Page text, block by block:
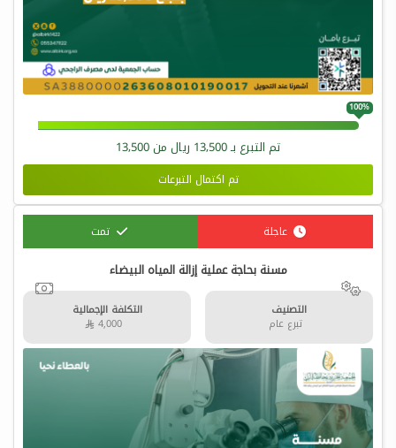
100%
تم التبرع بـ13,500 ريال من13,500
تم اكتمال التبرعات
عاجلة تمت
مسنة بحاجة عملية إزالة المياه البيضاء
التصنيف
تبرع عام
التكلفة الإجمالية